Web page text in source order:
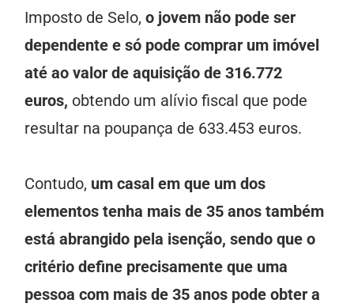
Imposto de Selo, o jovem não pode ser
dependente e só pode comprar um imóvel
até ao valor de aquisição de 316.772
euros, obtendo um alívio fiscal que pode
resultar na poupança de 633.453 euros.
Contudo, um casal em que um dos
elementos tenha mais de 35 anos também
está abrangido pela isenção, sendo que o
critério define precisamente que uma
pessoa com mais de 35 anos pode obter a